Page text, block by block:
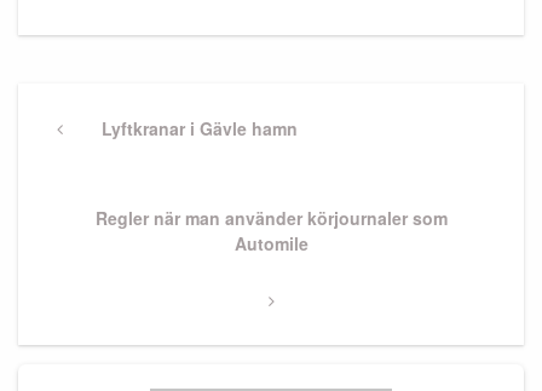
PreviousLyftkranar i Gävle hamn
Regler när man använder körjournaler som
Automile